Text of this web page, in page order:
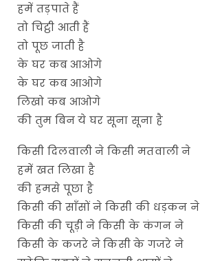
हमें तड़पाते हैं
तो चिट्ठी आती हैं
तो पूछ जाती है
के घर कब आओगे
के घर कब आओगे
लिखो कब आओगे
की तुम बिन ये घर सूना सूना है
किसी दिलवाली ने किसी मतवाली ने
हमें खत लिखा है
की हमसे पूछा है
किसी की साँसों ने किसी की धड़कन ने
किसी की चूड़ी ने किसी के कंगन ने
किसी के कजरे ने किसी के गजरे ने